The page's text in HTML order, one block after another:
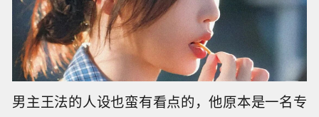
男主王法的人设也蛮有看点的，他原本是一名专